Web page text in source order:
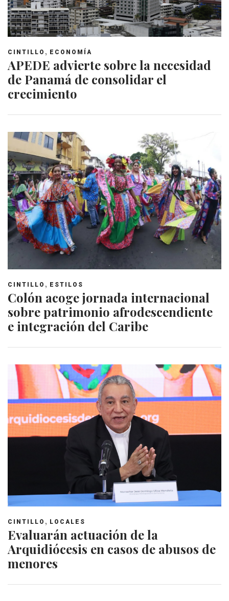
CINTILLO , ECONOMÍA
APEDE advierte sobre la necesidad
de Panamá de consolidar el
crecimiento
CINTILLO , ESTILOS
Colón acoge jornada internacional
sobre patrimonio afrodescendiente
e integración del Caribe
CINTILLO , LOCALES
Evaluarán actuación de la
Arquidiócesis en casos de abusos de
menores